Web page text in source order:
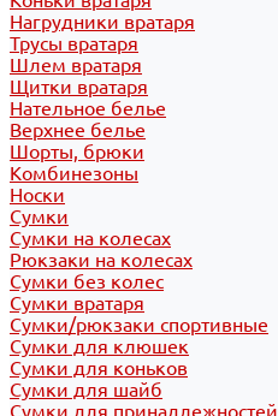
Нагрудники вратаря
Трусы вратаря
Шлем вратаря
Щитки вратаря
Нательное белье
Верхнее белье
Шорты, брюки
Комбинезоны
Носки
Сумки
Сумки на колесах
Рюкзаки на колесах
Сумки без колес
Сумки вратаря
Сумки/рюкзаки спортивные
Сумки для клюшек
Сумки для коньков
Сумки для шайб
Сумки для принадлежностей